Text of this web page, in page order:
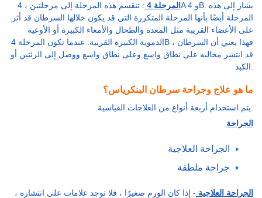
المرحلة 4
: تنقسم هذه المرحلة إلى مرحلتين ، 4A و 4B. يشار إلى هذه
المرحلة أيضًا بأنها المرحلة المتكررة التي قد يكون خلالها السرطان قد أثر
على الأعضاء القريبة مثل المعدة والطحال والأمعاء الكبيرة أو الأوعية
الدموية الكبيرة القريبة. عندما تكون المرحلة 4B ، فهذا يعني أن السرطان
قد انتشر مخالبه على نطاق واسع وعلى نطاق واسع ووصل إلى الرئتين أو
الكبد.
ما هو علاج وجراحة سرطان البنكرياس؟
الجراحة
الجراحة العلاجية
جراحة ملطفة
الجراحة العلاجية - إذا كان الورم صغيرًا ، فلا توجد علامات على انتشاره ،